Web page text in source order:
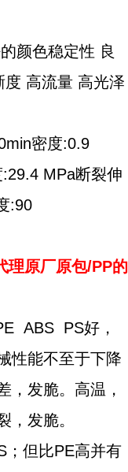
颜色稳定性 良
高流量 高光泽
密度:0.9
MPa断裂伸
:90
理原厂原包/PP的
ABS PS好，
性能不至于下降
，发脆。高温，
，发脆。
；但比PE高并有